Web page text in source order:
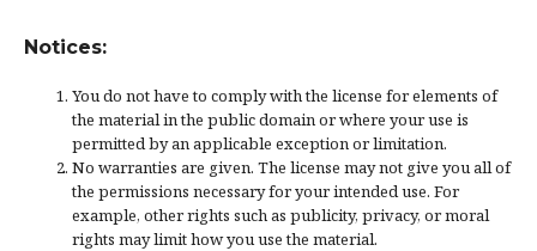
Notices:
You do not have to comply with the license for elements of
the material in the public domain or where your use is
permitted by an applicable exception or limitation.
No warranties are given. The license may not give you all of
the permissions necessary for your intended use. For
example, other rights such as publicity, privacy, or moral
rights may limit how you use the material.